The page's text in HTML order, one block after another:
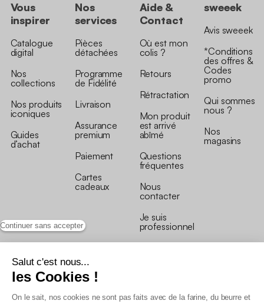
Continuer sans accepter
Salut c'est nous...
les Cookies !
On le sait, nos cookies ne sont pas faits avec de la farine, du beurre et
Vous
inspirer
Catalogue
digital
Nos
collections
Nos produits
iconiques
Guides
d’achat
Nos
services
Pièces
détachées
Programme
de Fidélité
Livraison
Assurance
premium
Paiement
Cartes
cadeaux
Aide &
Contact
Où est mon
colis ?
Retours
Rétractation
Mon produit
est arrivé
abîmé
Questions
fréquentes
Nous
contacter
Je suis
professionnel
sweeek
Avis sweeek
*Conditions
des offres &
Codes
promo
Qui sommes
nous ?
Nos
magasins
Conditions générales de vente